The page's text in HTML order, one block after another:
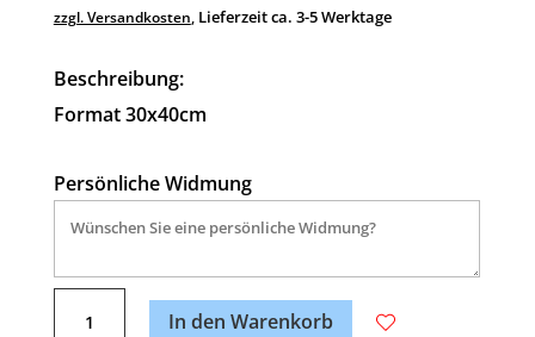
zzgl. Versandkosten, Lieferzeit ca. 3-5 Werktage
Beschreibung:
Format 30x40cm
Persönliche Widmung
Kunstbetrachtung
In den Warenkorb
A